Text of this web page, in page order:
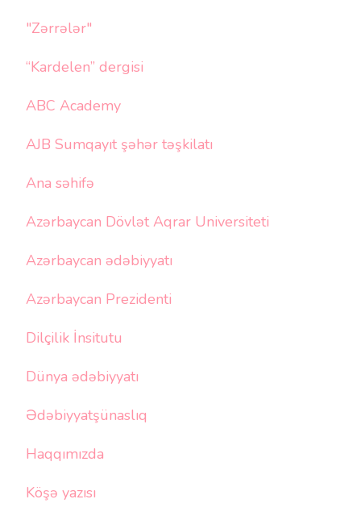
"Zərrələr"
“Kardelen” dergisi
ABC Academy
AJB Sumqayıt şəhər təşkilatı
Ana səhifə
Azərbaycan Dövlət Aqrar Universiteti
Azərbaycan ədəbiyyatı
Azərbaycan Prezidenti
Dilçilik İnsitutu
Dünya ədəbiyyatı
Ədəbiyyatşünaslıq
Haqqımızda
Köşə yazısı